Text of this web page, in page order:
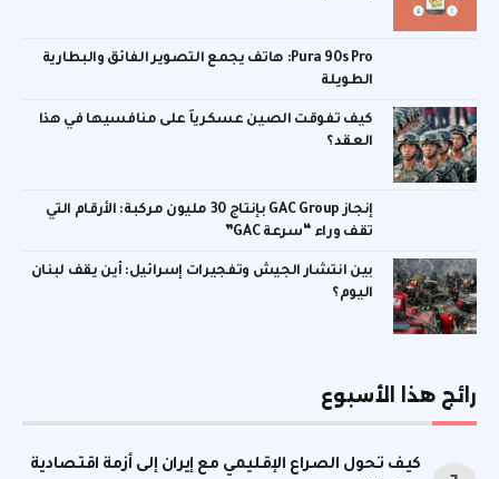
Pura 90s Pro: هاتف يجمع التصوير الفائق والبطارية
الطويلة
كيف تفوقت الصين عسكرياً على منافسيها في هذا
العقد؟
إنجاز GAC Group بإنتاج 30 مليون مركبة: الأرقام التي
تقف وراء “سرعة GAC”
بين انتشار الجيش وتفجيرات إسرائيل: أين يقف لبنان
اليوم؟
رائج هذا الأسبوع
كيف تحول الصراع الإقليمي مع إيران إلى أزمة اقتصادية